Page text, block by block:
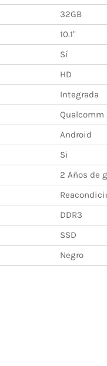
32GB
10.1"
Sí
HD
Integrada
Qualcomm
Android
Si
2 Años de
DDR3
SSD
Negro